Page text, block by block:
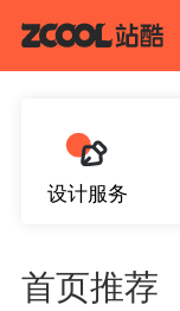
设计服务
首页推荐